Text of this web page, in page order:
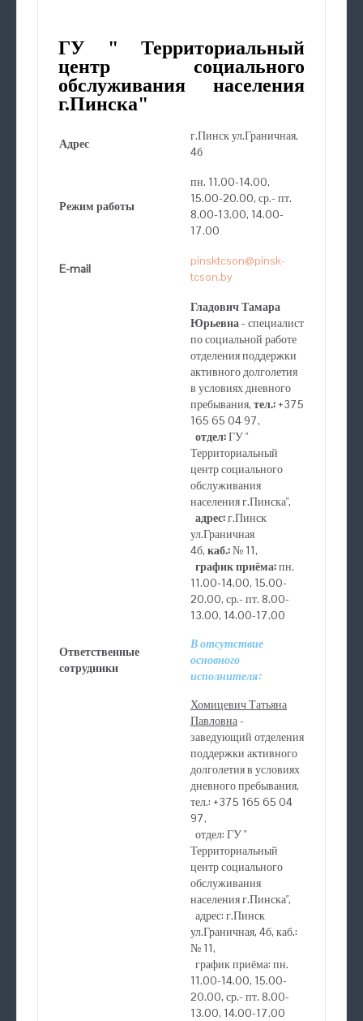
ГУ " Территориальный
центр социального
обслуживания населения
г.Пинска"
Адрес
г.Пинск ул.Граничная,
4б
Режим работы
пн. 11.00-14.00,
15.00-20.00, ср.- пт.
8.00-13.00, 14.00-
17.00
E-mail
pinsktcson@pinsk-
tcson.by
Ответственные
сотрудники
Гладович Тамара
Юрьевна- специалист
по социальной работе
отделения поддержки
активного долголетия
в условиях дневного
пребывания, тел.:+375
165 65 04 97,
отдел:ГУ "
Территориальный
центр социального
обслуживания
населения г.Пинска",
адрес:г.Пинск
ул.Граничная
4б, каб.:№ 11,
график приёма:пн.
11.00-14.00, 15.00-
20.00, ср.- пт. 8.00-
13.00, 14.00-17.00
В отсутствие
основного
исполнителя:
Хомицевич Татьяна
Павловна-
заведующий отделения
поддержки активного
долголетия в условиях
дневного пребывания,
тел.: +375 165 65 04
97,
отдел: ГУ "
Территориальный
центр социального
обслуживания
населения г.Пинска",
адрес: г.Пинск
ул.Граничная, 4б, каб.:
№ 11,
график приёма: пн.
11.00-14.00, 15.00-
20.00, ср.- пт. 8.00-
13.00, 14.00-17.00